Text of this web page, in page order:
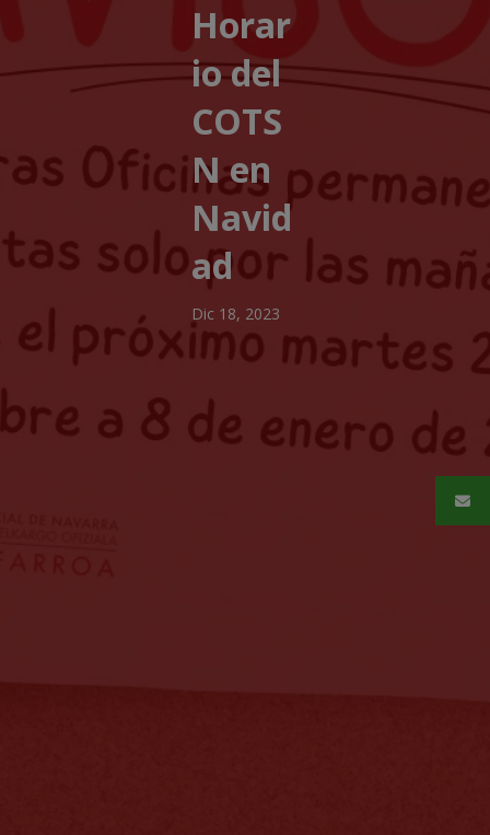
Horar
io del
COTS
N en
Navid
ad
Dic 18, 2023